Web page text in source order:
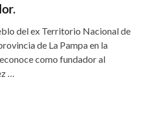
del ex Territorio Nacional de
de La Pampa en la
como fundador al
…